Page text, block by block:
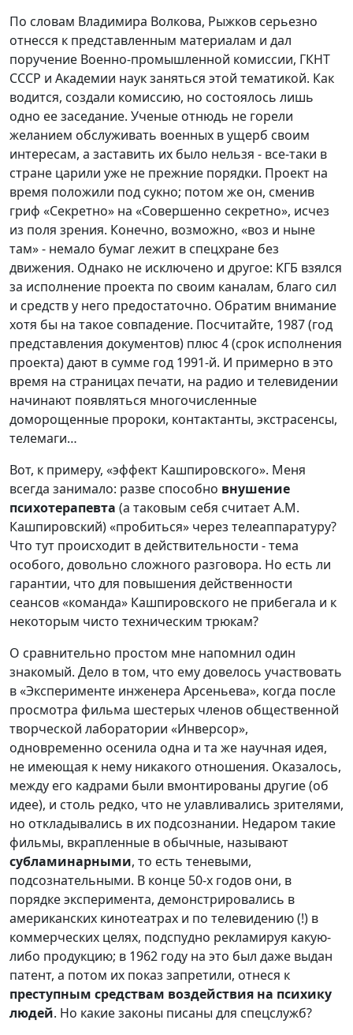
По словам Владимира Волкова, Рыжков серьезно
отнесся к представленным материалам и дал
поручение Военно-промышленной комиссии, ГКНТ
СССР и Академии наук заняться этой тематикой. Как
водится, создали комиссию, но состоялось лишь
одно ее заседание. Ученые отнюдь не горели
желанием обслуживать военных в ущерб своим
интересам, а заставить их было нельзя - все-таки в
стране царили уже не прежние порядки. Проект на
время положили под сукно; потом же он, сменив
гриф «Секретно» на «Совершенно секретно», исчез
из поля зрения. Конечно, возможно, «воз и ныне
там» - немало бумаг лежит в спецхране без
движения. Однако не исключено и другое: КГБ взялся
за исполнение проекта по своим каналам, благо сил
и средств у него предостаточно. Обратим внимание
хотя бы на такое совпадение. Посчитайте, 1987 (год
представления документов) плюс 4 (срок исполнения
проекта) дают в сумме год 1991-й. И примерно в это
время на страницах печати, на радио и телевидении
начинают появляться многочисленные
доморощенные пророки, контактанты, экстрасенсы,
телемаги…
Вот, к примеру, «эффект Кашпировского». Меня
всегда занимало: разве способно внушение
психотерапевта (а таковым себя считает А.М.
Кашпировский) «пробиться» через телеаппаратуру?
Что тут происходит в действительности - тема
особого, довольно сложного разговора. Но есть ли
гарантии, что для повышения действенности
сеансов «команда» Кашпировского не прибегала и к
некоторым чисто техническим трюкам?
О сравнительно простом мне напомнил один
знакомый. Дело в том, что ему довелось участвовать
в «Эксперименте инженера Арсеньева», когда после
просмотра фильма шестерых членов общественной
творческой лаборатории «Инверсор»,
одновременно осенила одна и та же научная идея,
не имеющая к нему никакого отношения. Оказалось,
между его кадрами были вмонтированы другие (об
идее), и столь редко, что не улавливались зрителями,
но откладывались в их подсознании. Недаром такие
фильмы, вкрапленные в обычные, называют
субламинарными, то есть теневыми,
подсознательными. В конце 50-х годов они, в
порядке эксперимента, демонстрировались в
американских кинотеатрах и по телевидению (!) в
коммерческих целях, подспудно рекламируя какую-
либо продукцию; в 1962 году на это был даже выдан
патент, а потом их показ запретили, отнеся к
преступным средствам воздействия на психику
людей. Но какие законы писаны для спецслужб?